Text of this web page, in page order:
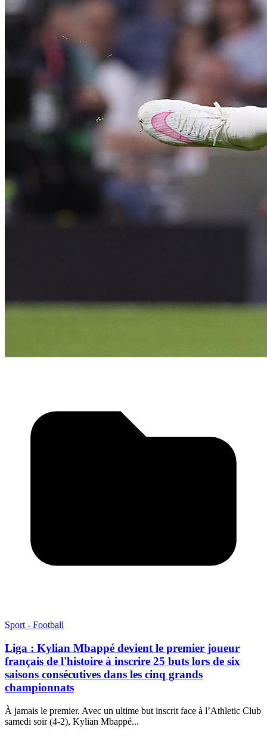
Sport - Football
Liga : Kylian Mbappé devient le premier joueur
français de l'histoire à inscrire 25 buts lors de six
saisons consécutives dans les cinq grands
championnats
À jamais le premier. Avec un ultime but inscrit face à l’Athletic Club
samedi soir (4-2), Kylian Mbappé...